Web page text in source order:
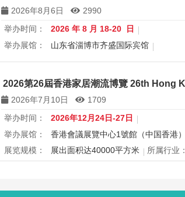
讨会2026年8月6日
2990
举办时间：
2026 年 8 月 18-20 日
举办展馆：
山东省淄博市齐盛国际宾馆
展览规模：
5000+平方米 所属行业：
微米纳
中国微米纳米技术学会第十一届青年科学家论坛暨
Microsystems & Nanoengineering2026 青年科学
2026第26屆香港家居潮流博覽 26th Hong
2026年7月10日
1709
举办时间：
2026年12月24日-27日
举办展馆：
香港會議展覽中心1號館（中国香港）
展览规模：
展出面积达40000平方米 所属行业：
商，打造岁末一站式家居采购与灵感盛会，欢迎本